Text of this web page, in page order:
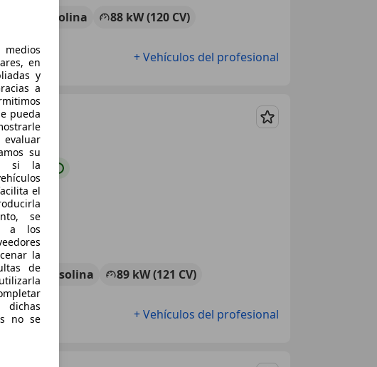
Gasolina
88 kW (120 CV)
+ Vehículos del profesional
Guardar
justo
km Gasolina
89 kW (121 CV)
+ Vehículos del profesional
en
y
a
pueda
su
si la
el
se
a los
la
de
no se